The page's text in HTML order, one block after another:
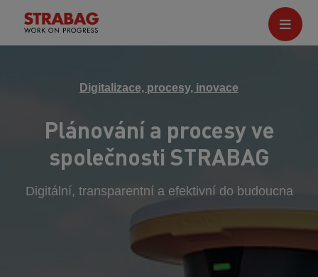
Digitalizace, procesy, inovace
Plánování a procesy ve
společnosti STRABAG
Digitální, transparentní a efektivní do budoucna